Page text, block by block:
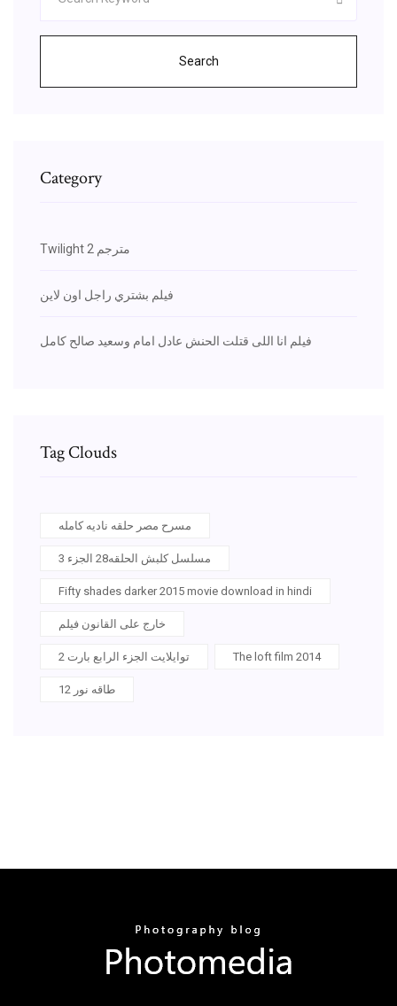
Search
Category
Twilight 2 مترجم
فيلم بشتري راجل اون لاين
فيلم انا اللى قتلت الحنش عادل امام وسعيد صالح كامل
Tag Clouds
مسرح مصر حلقه ناديه كامله
مسلسل كلبش الحلقه28 الجزء 3
Fifty shades darker 2015 movie download in hindi
خارج على القانون فيلم
توايلايت الجزء الرابع بارت 2 The loft film 2014
طاقه نور 12